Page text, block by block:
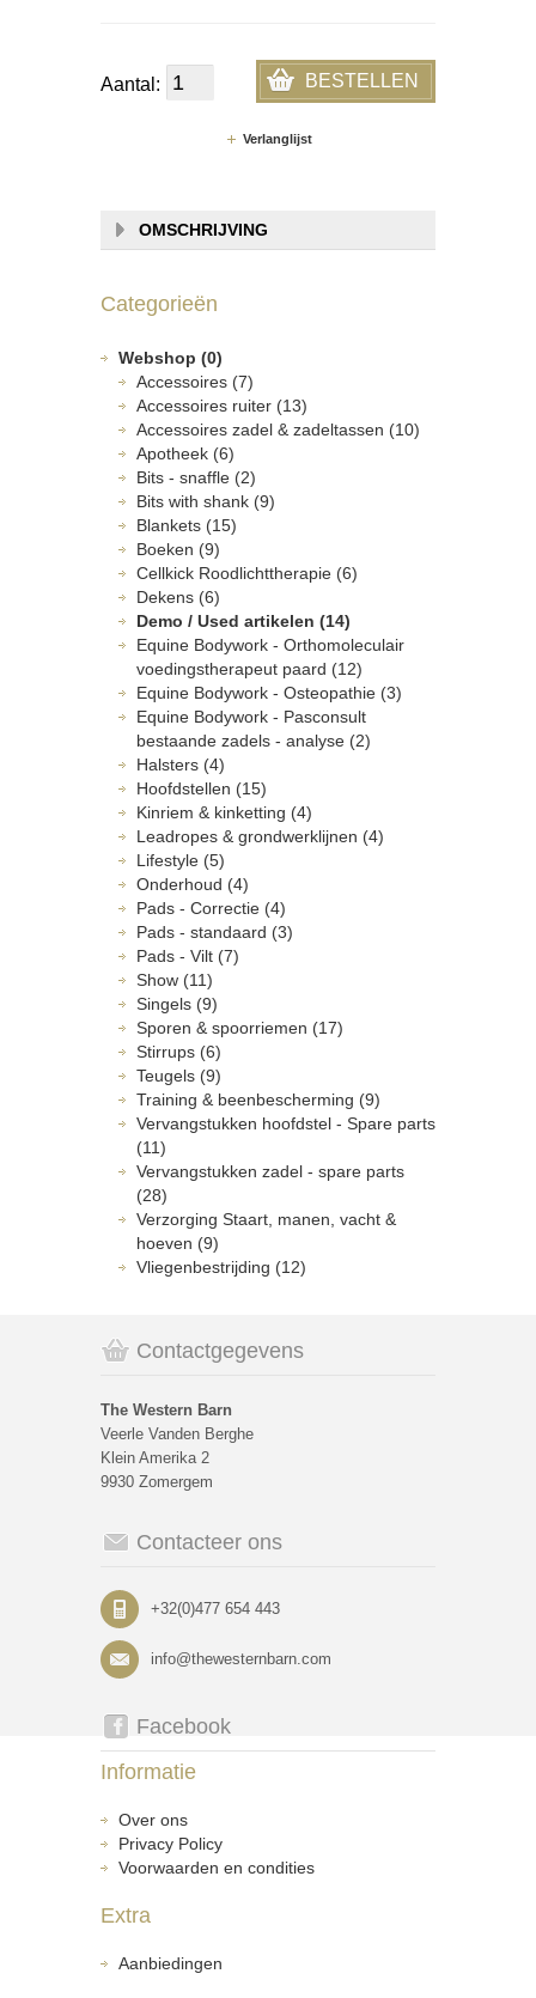
Aantal: BESTELLEN
Verlanglijst
OMSCHRIJVING
Categorieën
Webshop (0)
Accessoires (7)
Accessoires ruiter (13)
Accessoires zadel & zadeltassen (10)
Apotheek (6)
Bits - snaffle (2)
Bits with shank (9)
Blankets (15)
Boeken (9)
Cellkick Roodlichttherapie (6)
Dekens (6)
Demo / Used artikelen (14)
Equine Bodywork - Orthomoleculair
voedingstherapeut paard (12)
Equine Bodywork - Osteopathie (3)
Equine Bodywork - Pasconsult
bestaande zadels - analyse (2)
Halsters (4)
Hoofdstellen (15)
Kinriem & kinketting (4)
Leadropes & grondwerklijnen (4)
Lifestyle (5)
Onderhoud (4)
Pads - Correctie (4)
Pads - standaard (3)
Pads - Vilt (7)
Show (11)
Singels (9)
Sporen & spoorriemen (17)
Stirrups (6)
Teugels (9)
Training & beenbescherming (9)
Vervangstukken hoofdstel - Spare parts
(11)
Vervangstukken zadel - spare parts
(28)
Verzorging Staart, manen, vacht &
hoeven (9)
Vliegenbestrijding (12)
Contactgegevens
The Western Barn
Veerle Vanden Berghe
Klein Amerika 2
9930 Zomergem
Contacteer ons
+32(0)477 654 443
info@thewesternbarn.com
Facebook
Informatie
Over ons
Privacy Policy
Voorwaarden en condities
Extra
Aanbiedingen